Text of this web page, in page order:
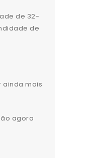
de 32-
de
ainda mais
agora